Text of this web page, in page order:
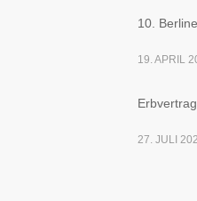
10.
19. APRIL
27. JULI